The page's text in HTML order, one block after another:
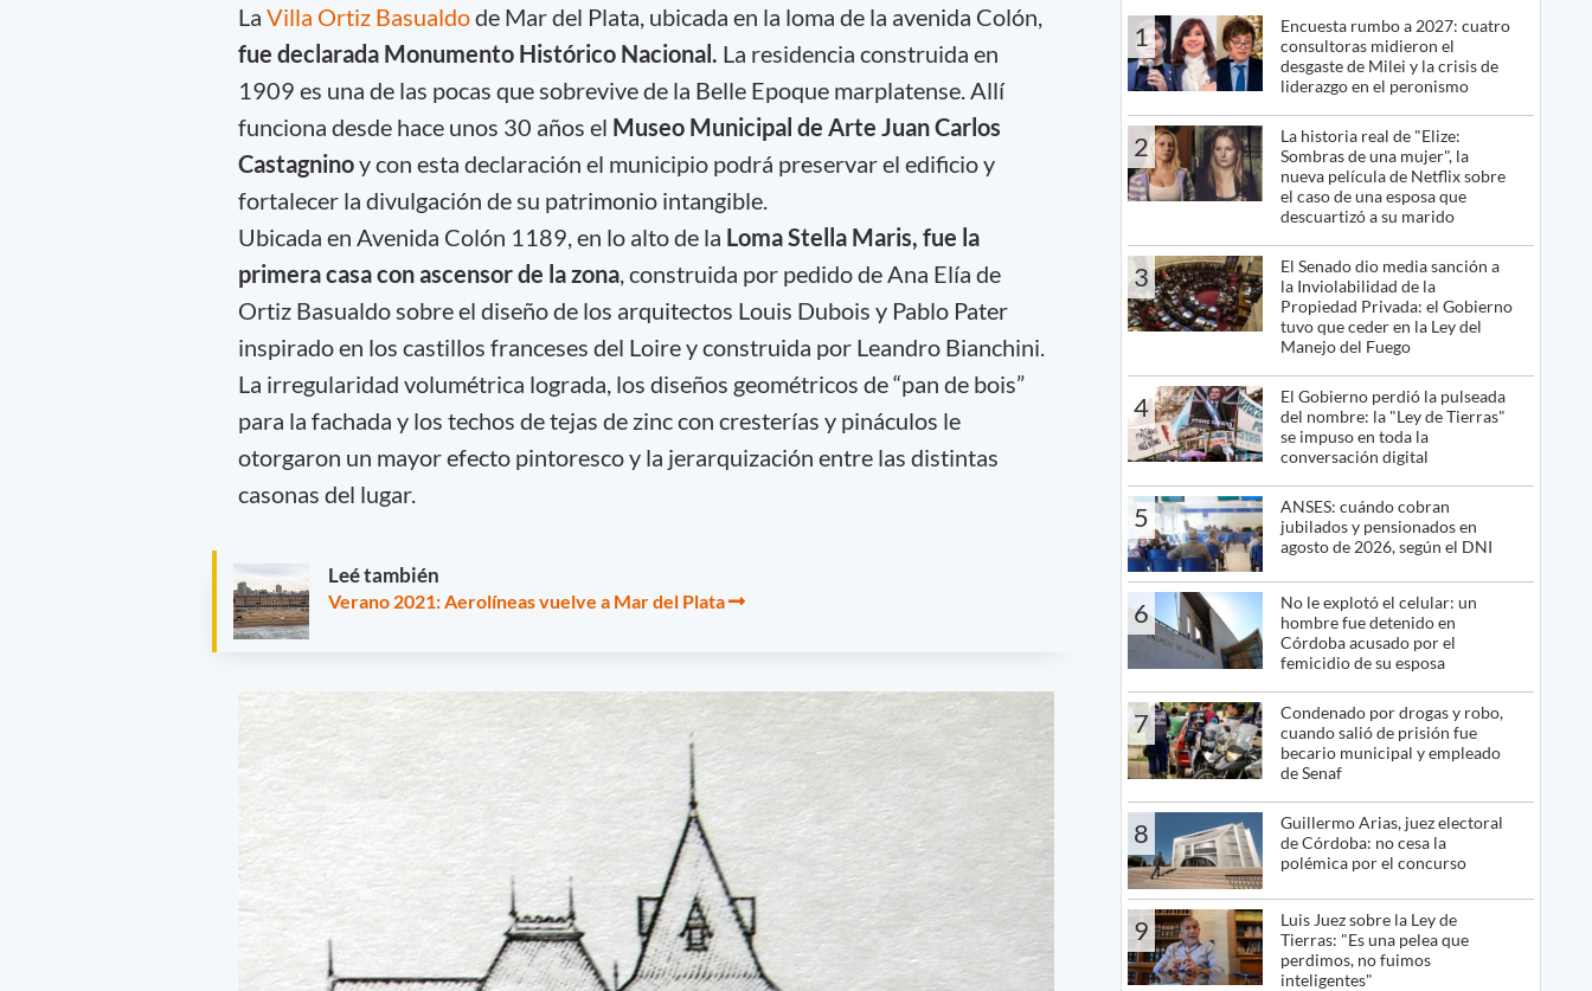
La Villa Ortiz Basualdode Mar del Plata, ubicada en la loma de la avenida Colón,
fue declarada Monumento Histórico Nacional. La residencia construida en
1909 es una de las pocas que sobrevive de la Belle Epoque marplatense. Allí
funciona desde hace unos 30 años el Museo Municipal de Arte Juan Carlos
Castagninoy con esta declaración el municipio podrá preservar el edificio y
fortalecer la divulgación de su patrimonio intangible.
Ubicada en Avenida Colón 1189, en lo alto de la Loma Stella Maris, fue la
primera casa con ascensor de la zona, construida por pedido de Ana Elía de
Ortiz Basualdo sobre el diseño de los arquitectos Louis Dubois y Pablo Pater
inspirado en los castillos franceses del Loire y construida por Leandro Bianchini.
La irregularidad volumétrica lograda, los diseños geométricos de “pan de bois”
para la fachada y los techos de tejas de zinc con cresterías y pináculos le
otorgaron un mayor efecto pintoresco y la jerarquización entre las distintas
casonas del lugar.
Leé también
Verano 2021: Aerolíneas vuelve a Mar del Plata
1
Encuesta rumbo a 2027: cuatro
consultoras midieron el
desgaste de Milei y la crisis de
liderazgo en el peronismo
2
La historia real de "Elize:
Sombras de una mujer", la
nueva película de Netflix sobre
el caso de una esposa que
descuartizó a su marido
3
El Senado dio media sanción a
la Inviolabilidad de la
Propiedad Privada: el Gobierno
tuvo que ceder en la Ley del
Manejo del Fuego
4
El Gobierno perdió la pulseada
del nombre: la "Ley de Tierras"
se impuso en toda la
conversación digital
5
ANSES: cuándo cobran
jubilados y pensionados en
agosto de 2026, según el DNI
6
No le explotó el celular: un
hombre fue detenido en
Córdoba acusado por el
femicidio de su esposa
7
Condenado por drogas y robo,
cuando salió de prisión fue
becario municipal y empleado
de Senaf
8
Guillermo Arias, juez electoral
de Córdoba: no cesa la
polémica por el concurso
9
Luis Juez sobre la Ley de
Tierras: "Es una pelea que
perdimos, no fuimos
inteligentes"